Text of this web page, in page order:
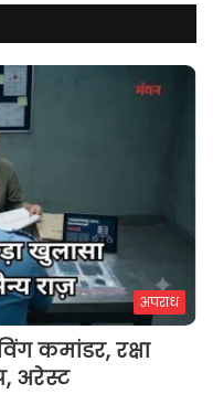
अपराध
कमांडर, रक्षा
अरेस्ट